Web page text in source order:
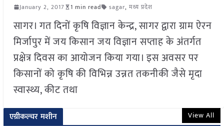
January 2, 2017 1 min read sagar, मध्य प्रदेश
सागर। गत दिनों कृषि विज्ञान केन्द्र, सागर द्वारा ग्राम ऐरन
मिर्जापुर में जय किसान जय विज्ञान सप्ताह के अंतर्गत
प्रक्षेत्र दिवस का आयोजन किया गया। इस अवसर पर
किसानों को कृषि की विभिन्न उन्नत तकनीकी जैसे मृदा
स्वास्थ्य, कीट तथा
एग्रीकल्चर मशीन View All